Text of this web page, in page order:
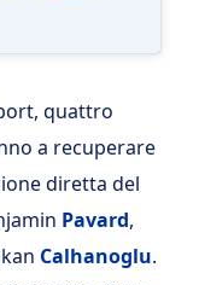
quattro
a recuperare
diretta del
Pavard,
Calhanoglu.